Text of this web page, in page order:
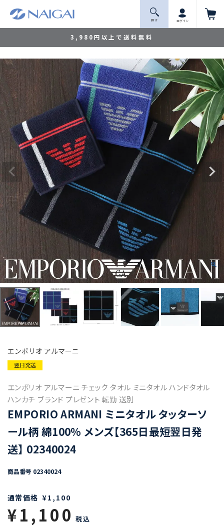
3,980円以上で送料無料
探 す ログイン
エンポリオ アルマーニ
翌日発送
エンポリオ アルマーニ チェック タオル ミニタオル ハンドタオル
ハンカチ ブランド プレゼント 転勤 送別
EMPORIO ARMANI ミニタオル タッターソ
ール柄 綿100％ メンズ【365日最短翌日発
送】 02340024
商品番号 02340024
通常価格 ¥1,100
¥1,100 税込